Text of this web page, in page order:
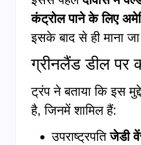
कंट्रोल पाने के लिए
इसके बाद से ही माना
ग्रीनलैंड डील पर
ट्रंप ने बताया कि इस
है, जिनमें शामिल हैं:
उपराष्ट्रपतिजेडी